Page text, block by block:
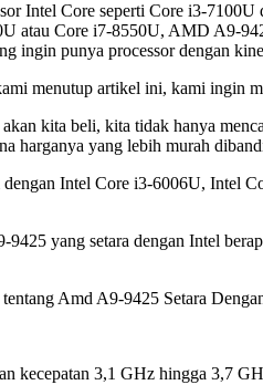
Intel Core seperti Core i3-
atau Core i7-8550U, AMD A9-
ingin punya processor dengan
menutup artikel ini, kami ingin
kita beli, kita tidak hanya
harganya yang lebih murah
Intel Core i3-6006U, Intel
yang setara dengan Intel
Amd A9-9425 Setara
kecepatan 3,1 GHz hingga 3,7